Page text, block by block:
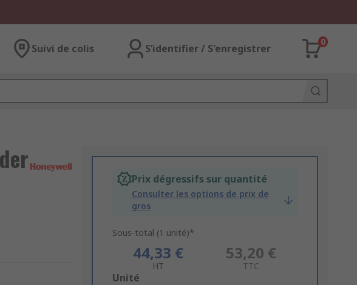
Suivi de colis S’identifier / S'enregistrer
0
Prix dégressifs sur quantité
Consulter les options de prix de
gros
Sous-total (1 unité)*
44,33 €
HT
53,20 €
TTC
Add
Unité